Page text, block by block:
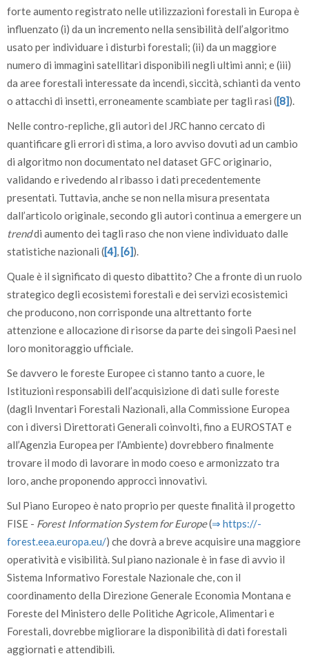
forte aumento registrato nelle utilizzazioni forestali in Europa è
influenzato (i) da un incremento nella sensibilità dell’algoritmo
usato per individuare i disturbi forestali; (ii) da un maggiore
numero di immagini satellitari disponibili negli ultimi anni; e (iii)
da aree forestali interessate da incendi, siccità, schianti da vento
o attacchi di insetti, erroneamente scambiate per tagli rasi ([8]).
Nelle contro-repliche, gli autori del JRC hanno cercato di
quantificare gli errori di stima, a loro avviso dovuti ad un cambio
di algoritmo non documentato nel dataset GFC originario,
validando e rivedendo al ribasso i dati precedentemente
presentati. Tuttavia, anche se non nella misura presentata
dall’articolo originale, secondo gli autori continua a emergere un
trenddi aumento dei tagli raso che non viene individuato dalle
statistiche nazionali ([4],[6]).
Quale è il significato di questo dibattito? Che a fronte di un ruolo
strategico degli ecosistemi forestali e dei servizi ecosistemici
che producono, non corrisponde una altrettanto forte
attenzione e allocazione di risorse da parte dei singoli Paesi nel
loro monitoraggio ufficiale.
Se davvero le foreste Europee ci stanno tanto a cuore, le
Istituzioni responsabili dell’acquisizione di dati sulle foreste
(dagli Inventari Forestali Nazionali, alla Commissione Europea
con i diversi Direttorati Generali coinvolti, fino a EUROSTAT e
all’Agenzia Europea per l’Ambiente) dovrebbero finalmente
trovare il modo di lavorare in modo coeso e armonizzato tra
loro, anche proponendo approcci innovativi.
Sul Piano Europeo è nato proprio per queste finalità il progetto
FISE - Forest Information System for Europe(⇒ https:/­/­
forest.eea.europa.eu/­) che dovrà a breve acquisire una maggiore
operatività e visibilità. Sul piano nazionale è in fase di avvio il
Sistema Informativo Forestale Nazionale che, con il
coordinamento della Direzione Generale Economia Montana e
Foreste del Ministero delle Politiche Agricole, Alimentari e
Forestali, dovrebbe migliorare la disponibilità di dati forestali
aggiornati e attendibili.